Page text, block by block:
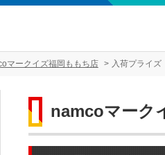
マークイズ福岡ももち店 入荷プライズ
namcoマーク